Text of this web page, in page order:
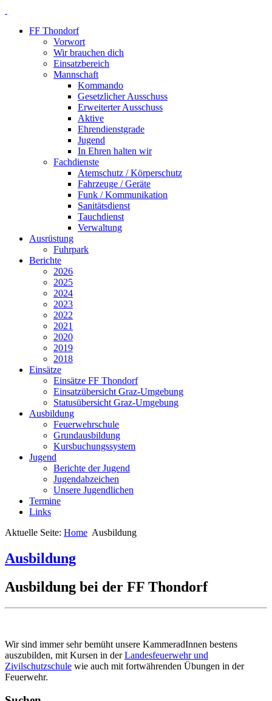
FF Thondorf
Vorwort
Wir brauchen dich
Einsatzbereich
Mannschaft
Kommando
Gesetzlicher Ausschuss
Erweiterter Ausschuss
Aktive
Ehrendienstgrade
Jugend
In Ehren halten wir
Fachdienste
Atemschutz / Körperschutz
Fahrzeuge / Geräte
Funk / Kommunikation
Sanitätsdienst
Tauchdienst
Verwaltung
Ausrüstung
Fuhrpark
Berichte
2026
2025
2024
2023
2022
2021
2020
2019
2018
Einsätze
Einsätze FF Thondorf
Einsatzübersicht Graz-Umgebung
Statusübersicht Graz-Umgebung
Ausbildung
Feuerwehrschule
Grundausbildung
Kursbuchungssystem
Jugend
Berichte der Jugend
Jugendabzeichen
Unsere Jugendlichen
Termine
Links
Aktuelle Seite: Home Ausbildung
Ausbildung
Ausbildung bei der FF Thondorf
Wir sind immer sehr bemüht unsere KammeradInnen bestens
auszubilden, mit Kursen in derLandesfeuerwehr und
Zivilschutzschule wie auch mit fortwährenden Übungen in der
Feuerwehr.